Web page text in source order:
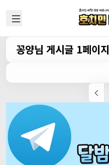
꽁양님 게시글 1페이지